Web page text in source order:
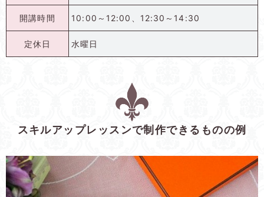
開講時間 10:00～12:00、12:30～14:30
定休日 水曜日
スキルアップレッスンで制作できるものの例